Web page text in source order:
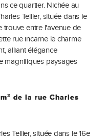
ce quartier. Nichée au
Tellier, située dans le
trouve entre l'avenue de
rue incarne le charme
alliant élégance
magnifiques paysages
de la rue Charles
Tellier, située dans le 16e